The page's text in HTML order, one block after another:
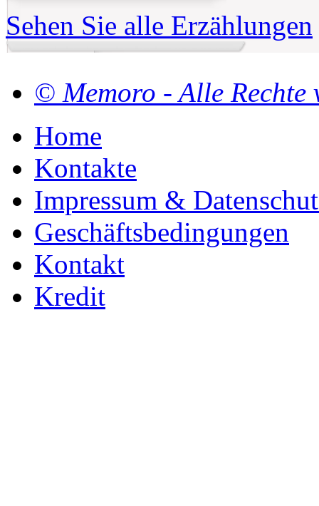
Sehen Sie alle Erzählungen
© Memoro - Alle Rechte
Home
Kontakte
Impressum &
Geschäftsbedingungen
Kontakt
Kredit